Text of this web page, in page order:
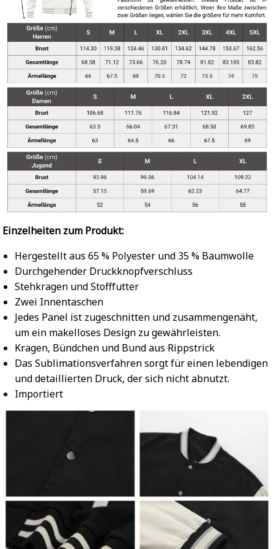
Einzelheiten zum Produkt:
Hergestellt aus 65 % Polyester und 35 % Baumwolle
Durchgehender Druckknopfverschluss
Stehkragen und Stofffutter
Zwei Innentaschen
Jedes Panel ist zugeschnitten und zusammengenäht,
um ein makelloses Design zu gewährleisten.
Kragen, Bündchen und Bund aus Rippstrick
Das Sublimationsverfahren sorgt für einen lebendigen
und detaillierten Druck, der sich nicht abnutzt.
Importiert